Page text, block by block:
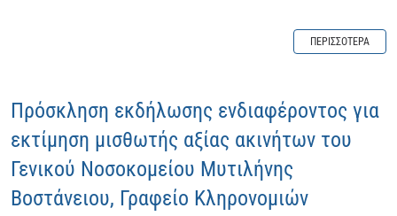
ΠΕΡΙΣΣΌΤΕΡΑ
Πρόσκληση εκδήλωσης ενδιαφέροντος για
εκτίμηση μισθωτής αξίας ακινήτων του
Γενικού Νοσοκομείου Μυτιλήνης
Βοστάνειου, Γραφείο Κληρονομιών